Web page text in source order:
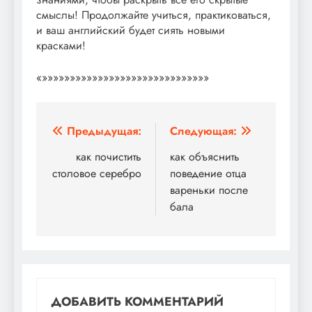
смыслы! Продолжайте учиться, практиковаться,
и ваш английский будет сиять новыми
красками!
«»»»»»»»»»»»»»»»»»»»»»»»»»»»»»»
Навигация
записям
Предыдущая:
как почистить
столовое серебро
Следующая:
как объяснить
поведение отца
вареньки после
бала
ДОБАВИТЬ КОММЕНТАРИЙ